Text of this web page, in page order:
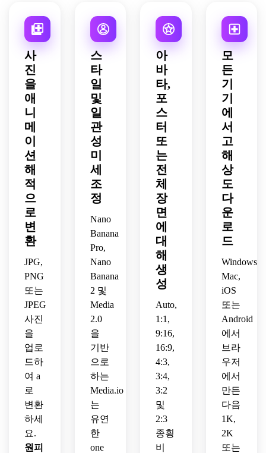
경쾌
한 해
적 모
험가
로 변
신하
십시
오.
는 표
세련
된 의
상 디
테일,
바닷
바람
무브
먼트,
모험
적인
바다
여행
분위
기.
판타
적 의
적 판
타지
세계
구축
프레
젠테
이션
이 포
함된
전체
애니
메이
션 해
적 캐
릭터
시트
를 만
듭니
다.
사
진
을
애
니
메
이
션
해
적
으
로
변
환
JPG,
PNG
또는
JPEG
사진
을
업로
드하
여 a
로
변환
하세
요.
원피
스
타
일
및
일
관
성
미
세
조
정
Nano
Banana
Pro,
Nano
Banana
2 및
Media
2.0
을
기반
으로
하는
Media.io
는
유연
한
one
아
바
타,
포
스
터
또
는
전
체
장
면
에
대
해
생
성
Auto,
1:1,
9:16,
16:9,
4:3,
3:4,
3:2
및
2:3
종횡
비
모
든
기
기
에
서
고
해
상
도
다
운
로
드
Windows,
Mac,
iOS
또는
Android
에서
브라
우저
에서
만든
다음
1K,
2K
또는